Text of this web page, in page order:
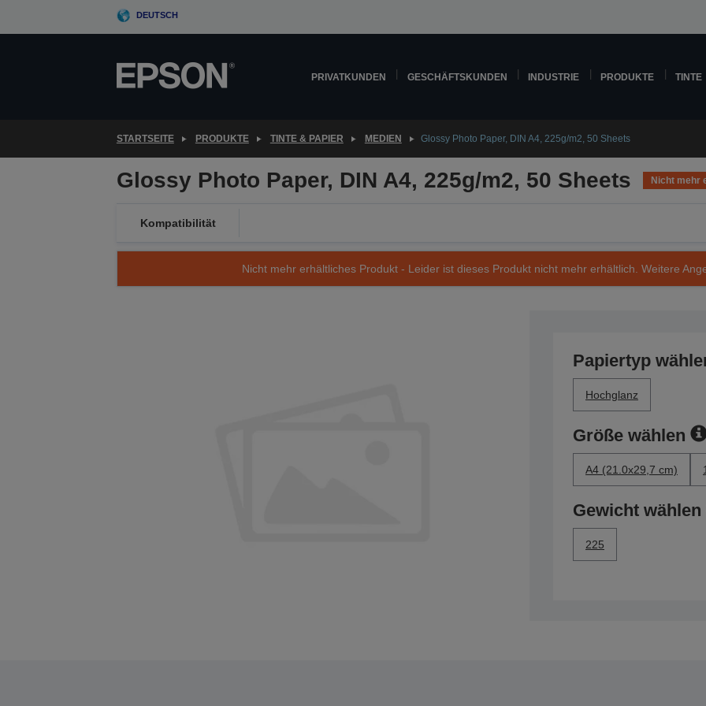
DEUTSCH
PRIVATKUNDEN GESCHÄFTSKUNDEN INDUSTRIE PRODUKTE TINTE
STARTSEITE PRODUKTE TINTE & PAPIER MEDIEN Glossy Photo Paper, DIN A4, 225g/m2, 50 Sheets
Glossy Photo Paper, DIN A4, 225g/m2, 50 Sheets Nicht mehr
Kompatibilität
Nicht mehr erhältliches Produkt - Leider ist dieses Produkt nicht mehr erhältlich. Weitere
Papiertyp
Hochglanz
Größe wählen
A4 (21.0x29,7 cm)
Gewicht wählen
225